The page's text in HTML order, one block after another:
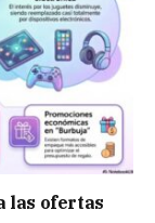
las ofertas